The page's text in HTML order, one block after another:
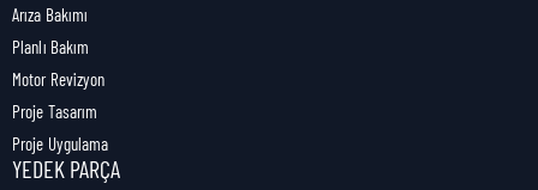
Arıza Bakımı
Planlı Bakım
Motor Revizyon
Proje Tasarım
Proje Uygulama
YEDEK PARÇA